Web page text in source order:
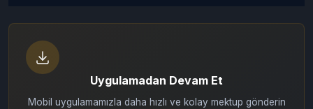
Uygulamadan Devam Et
Mobil uygulamamızla daha hızlı ve kolay mektup gönderin